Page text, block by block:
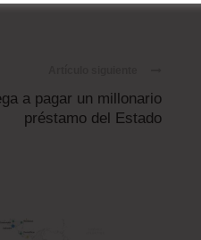
a pagar un millonario
préstamo del Estado